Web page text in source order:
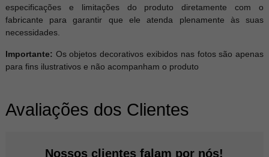
especificações e limitações do produto diretamente com o
fabricante para garantir que ele atenda plenamente às suas
necessidades.
Importante: Os objetos decorativos exibidos nas fotos são apenas
para fins ilustrativos e não acompanham o produto
Avaliações dos Clientes
Nossos clientes falam por nós!